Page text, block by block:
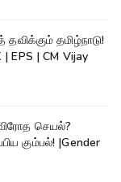
தவிக்கும் தமிழ்நாடு!
EPS | CM Vijay
செயல்?
கும்பல்! |Gender